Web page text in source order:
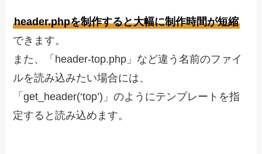
header.phpを制作すると大幅に制作時間が短縮
できます。
また、「header-top.php」など違う名前のファイ
ルを読み込みたい場合には、
「get_header(‘top’)」のようにテンプレートを指
定すると読み込めます。